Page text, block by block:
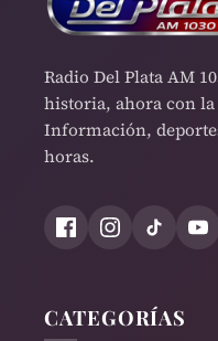
Radio Del Plata AM
historia, ahora con
Información,
horas.
CATEGORÍAS